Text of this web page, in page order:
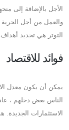
الأجل بالإضافة إلى
والعمل من أجل الحرية
التوتر هي تحديد
فوائد للاقتصاد
يمكن أن يكون معدل
الناس بعض دخلهم ،
الاستثمارات الجديدة.